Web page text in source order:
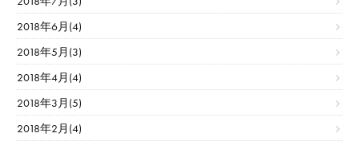
2018年6月(4)
2018年5月(3)
2018年4月(4)
2018年3月(5)
2018年2月(4)